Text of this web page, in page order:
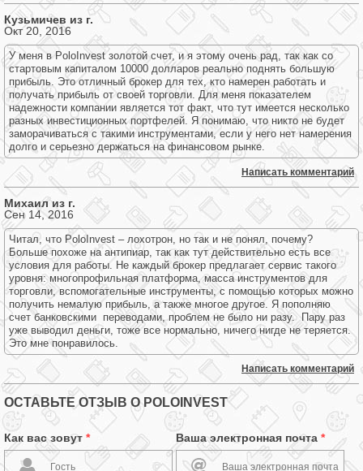
Кузьмичев из г.
Окт 20, 2016
У меня в PoloInvest золотой счет, и я этому очень рад, так как со
стартовым капиталом 10000 долларов реально поднять большую
прибыль. Это отличный брокер для тех, кто намерен работать и
получать прибыль от своей торговли. Для меня показателем
надежности компании является тот факт, что тут имеется несколько
разных инвестиционных портфелей. Я понимаю, что никто не будет
заморачиваться с такими инструментами, если у него нет намерения
долго и серьезно держаться на финансовом рынке.
Написать комментарий
Михаил из г.
Сен 14, 2016
Читал, что PoloInvest – лохотрон, но так и не понял, почему?
Больше похоже на антипиар, так как тут действительно есть все
условия для работы. Не каждый брокер предлагает сервис такого
уровня: многопрофильная платформа, масса инструментов для
торговли, вспомогательные инструменты, с помощью которых можно
получить немалую прибыль, а также многое другое. Я пополняю
счет банковскими переводами, проблем не было ни разу. Пару раз
уже выводил деньги, тоже все нормально, ничего нигде не теряется.
Это мне понравилось.
Написать комментарий
ОСТАВЬТЕ ОТЗЫВ О POLOINVEST
Как вас зовут * Ваша электронная почта *